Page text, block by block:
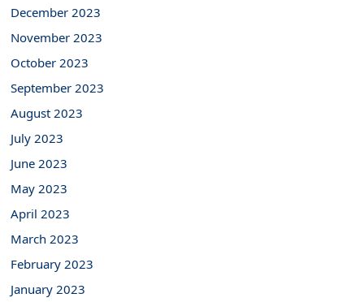
December 2023
November 2023
October 2023
September 2023
August 2023
July 2023
June 2023
May 2023
April 2023
March 2023
February 2023
January 2023